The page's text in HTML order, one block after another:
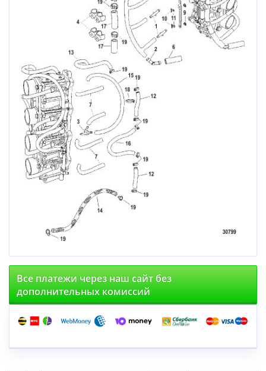
Все платежи через наш сайт без
дополнительных комиссий